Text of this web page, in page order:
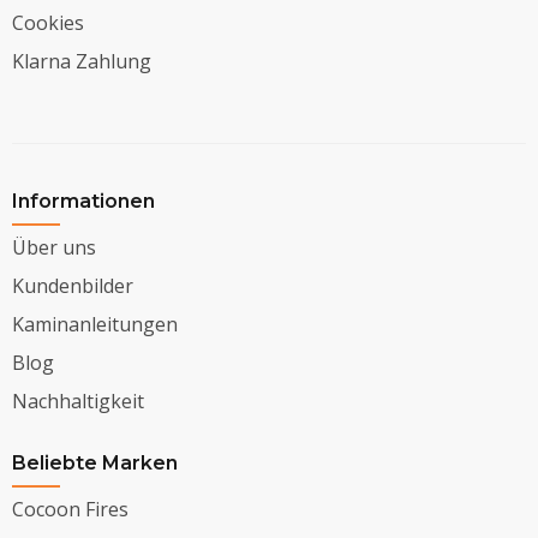
Cookies
Klarna Zahlung
Informationen
Über uns
Kundenbilder
Kaminanleitungen
Blog
Nachhaltigkeit
Beliebte Marken
Cocoon Fires